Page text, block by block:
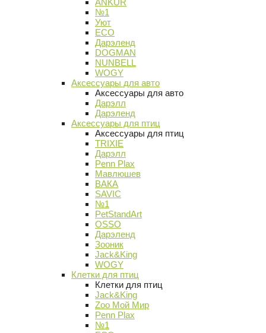
ANKUR
№1
Уют
ECO
Дарэленд
DOGMAN
NUNBELL
WOGY
Аксессуары для авто
Аксессуары для авто
Дарэлл
Дарэленд
Аксессуары для птиц
Аксессуары для птиц
TRIXIE
Дарэлл
Penn Plax
Мавлюшев
ВАКА
SAVIC
№1
PetStandArt
OSSO
Дарэленд
Зооник
Jack&King
WOGY
Клетки для птиц
Клетки для птиц
Jack&King
Zoo Мой Мир
Penn Plax
№1